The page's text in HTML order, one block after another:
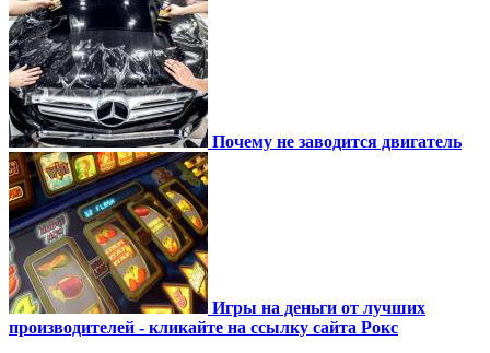
Почему не заводится двигатель
Игры на деньги от лучших
производителей - кликайте на ссылку сайта Рокс